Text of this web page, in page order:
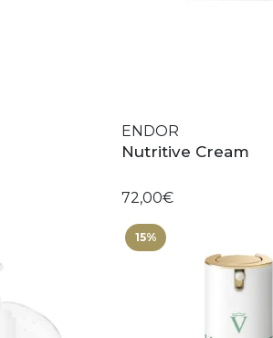
ENDOR
Nutritive Cream
72,00€
15%